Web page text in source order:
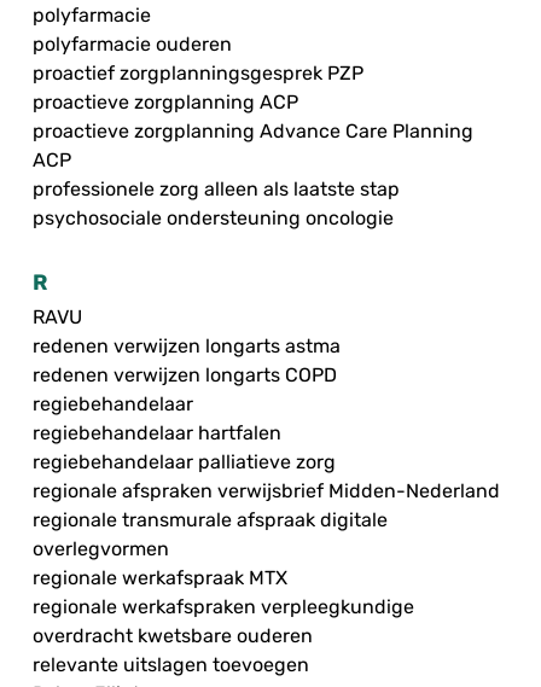
polyfarmacie
polyfarmacie ouderen
proactief zorgplanningsgesprek PZP
proactieve zorgplanning ACP
proactieve zorgplanning Advance Care Planning
ACP
professionele zorg alleen als laatste stap
psychosociale ondersteuning oncologie
R
RAVU
redenen verwijzen longarts astma
redenen verwijzen longarts COPD
regiebehandelaar
regiebehandelaar hartfalen
regiebehandelaar palliatieve zorg
regionale afspraken verwijsbrief Midden-Nederland
regionale transmurale afspraak digitale
overlegvormen
regionale werkafspraak MTX
regionale werkafspraken verpleegkundige
overdracht kwetsbare ouderen
relevante uitslagen toevoegen